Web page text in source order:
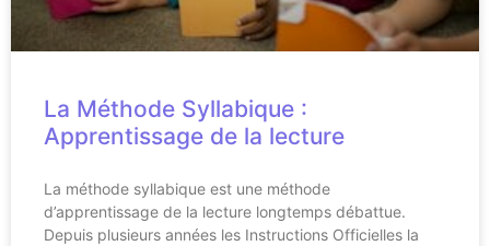
La Méthode Syllabique :
Apprentissage de la lecture
La méthode syllabique est une méthode
d’apprentissage de la lecture longtemps débattue.
Depuis plusieurs années les Instructions Officielles la